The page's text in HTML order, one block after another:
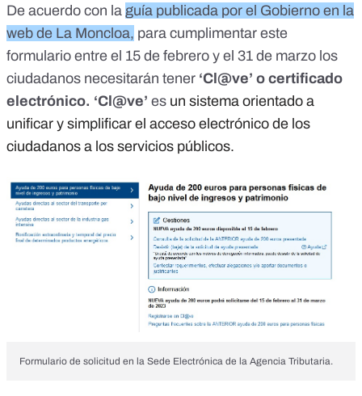
De acuerdo con la guía publicada por el Gobierno en la
web de La Moncloa, para cumplimentar este
formulario entre el 15 de febrero y el 31 de marzo los
ciudadanos necesitarán tener ‘Cl@ve’ o certificado
electrónico. ‘Cl@ve’ es un sistema orientado a
unificar y simplificar el acceso electrónico de los
ciudadanos a los servicios públicos.
Formulario de solicitud en la Sede Electrónica de la Agencia Tributaria.